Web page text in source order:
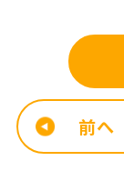
前へ